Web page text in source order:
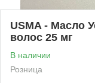
USMA - Масло
волос 25 мг
В наличии
Розница